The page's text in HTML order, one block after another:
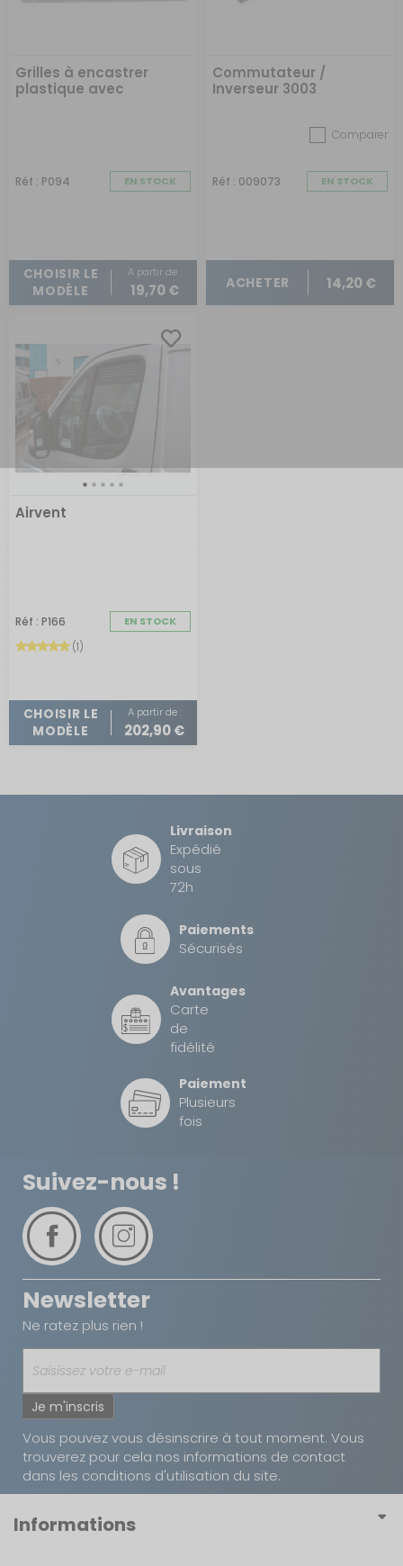
Grilles à encastrer
plastique avec
Réf : P094 EN STOCK
CHOISIR LE
MODÈLE
A partir de :
19,70 €
Commutateur /
Inverseur 3003
Comparer
Réf : 009073 EN STOCK
ACHETER 14,20 €
Airvent
Réf : P166 EN STOCK
(1)
CHOISIR LE
MODÈLE
A partir de :
202,90 €
Livraison
Expédié
sous
72h
Paiements
Sécurisés
Avantages
Carte
de
fidélité
Paiement
Plusieurs
fois
Suivez-nous !
Newsletter
Ne ratez plus rien !
Je m'inscris
Vous pouvez vous désinscrire à tout moment. Vous
trouverez pour cela nos informations de contact
dans les conditions d'utilisation du site.
Informations